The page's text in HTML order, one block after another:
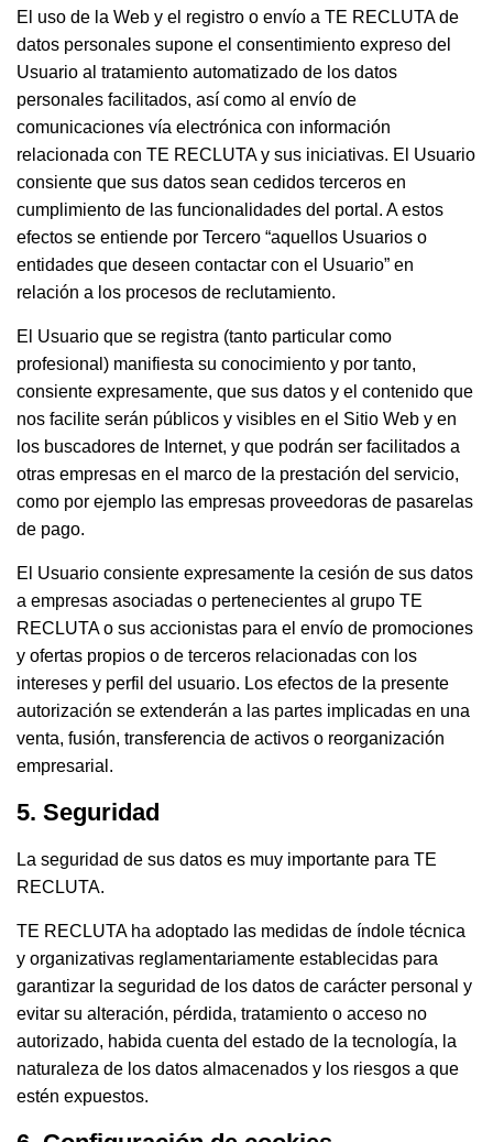
El uso de la Web y el registro o envío a TE RECLUTA de
datos personales supone el consentimiento expreso del
Usuario al tratamiento automatizado de los datos
personales facilitados, así como al envío de
comunicaciones vía electrónica con información
relacionada con TE RECLUTA y sus iniciativas. El Usuario
consiente que sus datos sean cedidos terceros en
cumplimiento de las funcionalidades del portal. A estos
efectos se entiende por Tercero “aquellos Usuarios o
entidades que deseen contactar con el Usuario” en
relación a los procesos de reclutamiento.
El Usuario que se registra (tanto particular como
profesional) manifiesta su conocimiento y por tanto,
consiente expresamente, que sus datos y el contenido que
nos facilite serán públicos y visibles en el Sitio Web y en
los buscadores de Internet, y que podrán ser facilitados a
otras empresas en el marco de la prestación del servicio,
como por ejemplo las empresas proveedoras de pasarelas
de pago.
El Usuario consiente expresamente la cesión de sus datos
a empresas asociadas o pertenecientes al grupo TE
RECLUTA o sus accionistas para el envío de promociones
y ofertas propios o de terceros relacionadas con los
intereses y perfil del usuario. Los efectos de la presente
autorización se extenderán a las partes implicadas en una
venta, fusión, transferencia de activos o reorganización
empresarial.
5. Seguridad
La seguridad de sus datos es muy importante para TE
RECLUTA.
TE RECLUTA ha adoptado las medidas de índole técnica
y organizativas reglamentariamente establecidas para
garantizar la seguridad de los datos de carácter personal y
evitar su alteración, pérdida, tratamiento o acceso no
autorizado, habida cuenta del estado de la tecnología, la
naturaleza de los datos almacenados y los riesgos a que
estén expuestos.